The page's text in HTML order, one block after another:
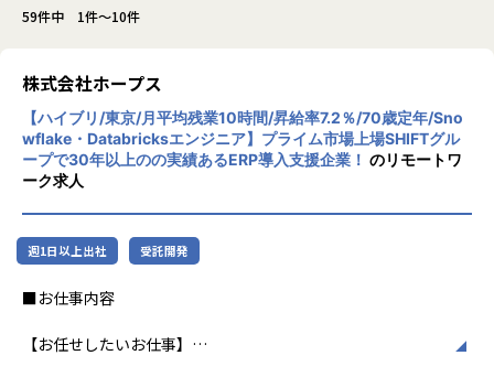
59件中 1件～10件
株式会社ホープス
【ハイブリ/東京/月平均残業10時間/昇給率7.2％/70歳定年/Sno
wflake・Databricksエンジニア】プライム市場上場SHIFTグル
ープで30年以上のの実績あるERP導入支援企業！ のリモートワ
ーク求人
週1日以上出社 受託開発
■お仕事内容
【お任せしたいお仕事】